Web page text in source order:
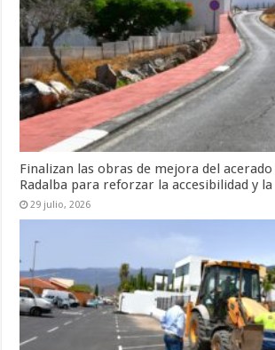
Finalizan las obras de mejora del
Radalba para reforzar la accesibilidad y
29 julio, 2026